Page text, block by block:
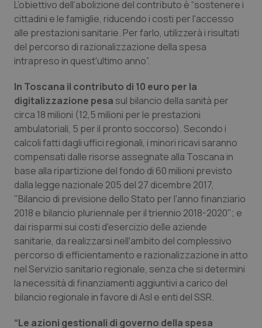
Toscana
Umbria
Valle D’Aosta
Veneto
Obesità
Oftalmologia
Oncodermatologia
Oncoematologia
Oncologia & Nutrizione
Psoriasi & pelle
Quotidiano Cardiologia
Quotidiano Chirurgia
Quotidiano Oncologia
Quotidiano Pediatria
L’obiettivo dell’abolizione del contributo è “sostenere i
cittadini e le famiglie, riducendo i costi per l'accesso
alle prestazioni sanitarie. Per farlo, utilizzerà i risultati
del percorso di razionalizzazione della spesa
intrapreso in quest'ultimo anno”.
In Toscana il contributo di 10 euro per la
digitalizzazione pesa sul bilancio della sanità per
circa 18 milioni (12,5 milioni per le prestazioni
ambulatoriali, 5 per il pronto soccorso). Secondo i
calcoli fatti dagli uffici regionali, i minori ricavi saranno
compensati dalle risorse assegnate alla Toscana in
base alla ripartizione del fondo di 60 milioni previsto
dalla legge nazionale 205 del 27 dicembre 2017,
"Bilancio di previsione dello Stato per l'anno finanziario
2018 e bilancio pluriennale per il triennio 2018-2020"; e
dai risparmi sui costi d'esercizio delle aziende
sanitarie, da realizzarsi nell'ambito del complessivo
percorso di efficientamento e razionalizzazione in atto
nel Servizio sanitario regionale, senza che si determini
la necessità di finanziamenti aggiuntivi a carico del
bilancio regionale in favore di Asl e enti del SSR.
“Le azioni gestionali di governo della spesa